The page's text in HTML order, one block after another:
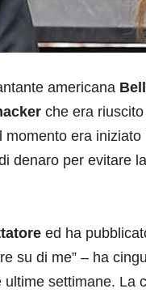
americana
che era
era iniziato
denaro per evitare
ed ha
su di me” – ha
settimane. La